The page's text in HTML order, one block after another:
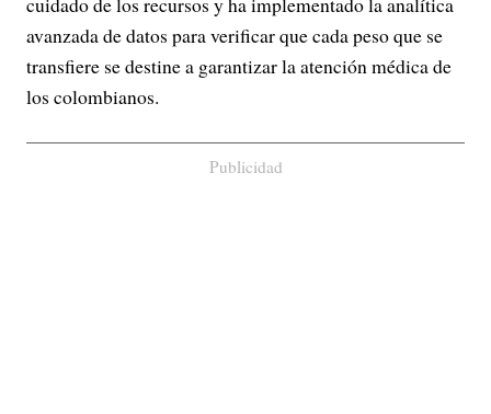
avanzada de datos para verificar que cada peso que se
transfiere se destine a garantizar la atención médica de
los colombianos.
Publicidad